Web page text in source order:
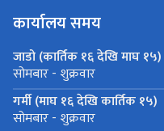
कार्यालय समय
जाडो (कार्तिक १६ देखि माघ १५)
सोमबार - शुक्रवार
गर्मी (माघ १६ देखि कार्तिक १५)
सोमबार - शुक्रवार